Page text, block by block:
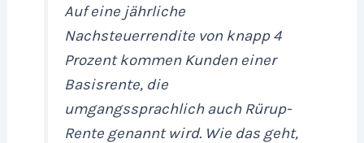
Auf eine jährliche
Nachsteuerrendite von knapp 4
Prozent kommen Kunden einer
Basisrente, die
umgangssprachlich auch Rürup-
Rente genannt wird. Wie das geht,